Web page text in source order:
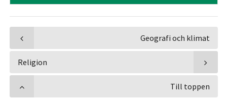
Geografi och klimat
Religion
Till toppen